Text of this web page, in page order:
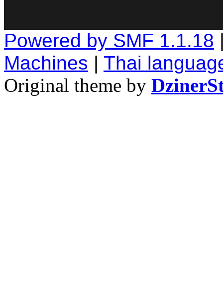
Powered by SMF 1.1.18
Machines | Thai
Original theme by